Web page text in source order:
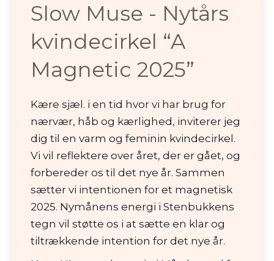
Slow Muse - Nytårs
kvindecirkel “A
Magnetic 2025”
Kære sjæl. i en tid hvor vi har brug for
nærvær, håb og kærlighed, inviterer jeg
dig til en varm og feminin kvindecirkel.
Vi vil reflektere over året, der er gået, og
forbereder os til det nye år. Sammen
sætter vi intentionen for et magnetisk
2025. Nymånens energi i Stenbukkens
tegn vil støtte os i at sætte en klar og
tiltrækkende intention for det nye år.